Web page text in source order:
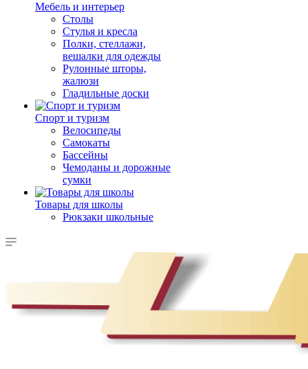
Мебель и интерьер
Столы
Стулья и кресла
Полки, стеллажи,
вешалки для одежды
Рулонные шторы,
жалюзи
Гладильные доски
Спорт и туризм
Велосипеды
Самокаты
Бассейны
Чемоданы и дорожные
сумки
Товары для школы
Рюкзаки школьные